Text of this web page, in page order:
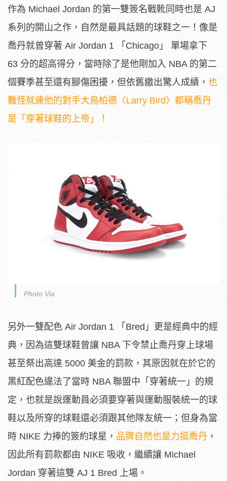
作為 Michael Jordan 的第一雙簽名戰靴同時也是 AJ
系列的開山之作，自然是最具話題的球鞋之一！像是
喬丹就曾穿著 Air Jordan 1 「Chicago」 單場拿下
63 分的超高得分，當時除了是他剛加入 NBA 的第二
個賽季甚至還有腳傷困擾，但依舊繳出驚人成績， 也
難怪就連他的對手大鳥柏德〈Larry Bird〉都稱喬丹
是「穿著球鞋的上帝」！
Photo Via
另外一雙配色 Air Jordan 1 「Bred」更是經典中的經
典，因為這雙球鞋曾讓 NBA 下令禁止喬丹穿上球場
甚至祭出高達 5000 美金的罰款，其原因就在於它的
黑紅配色違法了當時 NBA 聯盟中「穿著統一」的規
定，也就是說運動員必須要穿著與運動服裝統一的球
鞋以及所穿的球鞋還必須跟其他隊友統一；但身為當
時 NIKE 力捧的簽約球星， 品牌自然也是力挺喬丹 ，
因此所有罰款都由 NIKE 吸收，繼續讓 Michael
Jordan 穿著這雙 AJ 1 Bred 上場。